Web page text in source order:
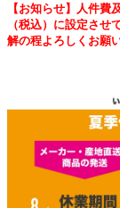
【お知らせ】人件費
（税込）に設定さ
解の程よろしくお願